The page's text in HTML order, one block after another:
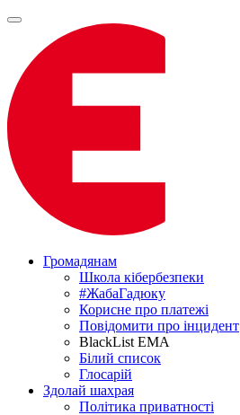
Громадянам
Школа кібербезпеки
#ЖабаГадюку
Корисне про платежі
Повідомити про інцидент
BlackList EMA
Білий список
Глосарій
Здолай шахрая
Політика приватності